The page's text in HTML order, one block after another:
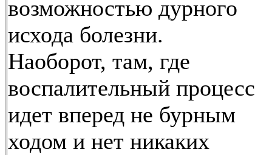
возможностью дурного
исхода болезни.
Наоборот, там, где
воспалительный процесс
идет вперед не бурным
ходом и нет никаких